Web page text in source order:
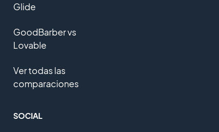
Glide
GoodBarber vs
Lovable
Ver todas las
comparaciones
SOCIAL